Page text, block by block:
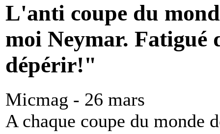
L'anti coupe du
moi Neymar. Fatigué
dépérir!"
Micmag - 26 mars
A chaque coupe du monde